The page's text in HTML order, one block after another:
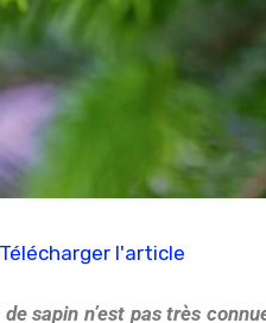
Télécharger l'article
de sapin n’est pas très